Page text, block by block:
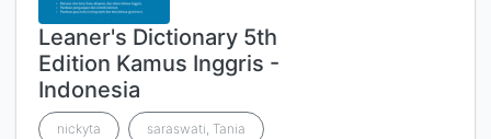
Leaner's Dictionary 5th
Edition Kamus Inggris -
Indonesia
nickyta saraswati, Tania